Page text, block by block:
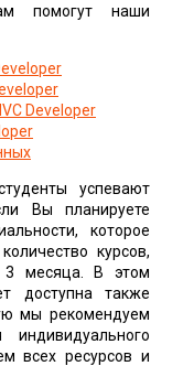
помогут наши
Developer
успевают
Вы планируете
которое
курсов,
3 месяца. В этом
доступна также
мы рекомендуем
индивидуального
всех ресурсов и